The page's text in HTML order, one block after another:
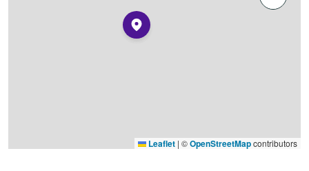
Leaflet | ©OpenStreetMapcontributors